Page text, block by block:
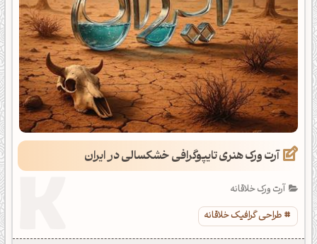
آرت ورک هنری تایپوگرافی خشکسالی در ایران
آرت ورک خلاقانه
طراحی گرافیک خلاقانه